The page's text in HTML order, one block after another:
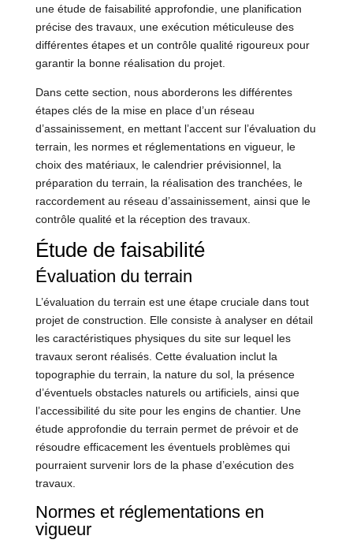
une étude de faisabilité approfondie, une planification
précise des travaux, une exécution méticuleuse des
différentes étapes et un contrôle qualité rigoureux pour
garantir la bonne réalisation du projet.
Dans cette section, nous aborderons les différentes
étapes clés de la mise en place d’un réseau
d’assainissement, en mettant l’accent sur l’évaluation du
terrain, les normes et réglementations en vigueur, le
choix des matériaux, le calendrier prévisionnel, la
préparation du terrain, la réalisation des tranchées, le
raccordement au réseau d’assainissement, ainsi que le
contrôle qualité et la réception des travaux.
Étude de faisabilité
Évaluation du terrain
L’évaluation du terrain est une étape cruciale dans tout
projet de construction. Elle consiste à analyser en détail
les caractéristiques physiques du site sur lequel les
travaux seront réalisés. Cette évaluation inclut la
topographie du terrain, la nature du sol, la présence
d’éventuels obstacles naturels ou artificiels, ainsi que
l’accessibilité du site pour les engins de chantier. Une
étude approfondie du terrain permet de prévoir et de
résoudre efficacement les éventuels problèmes qui
pourraient survenir lors de la phase d’exécution des
travaux.
Normes et réglementations en
vigueur